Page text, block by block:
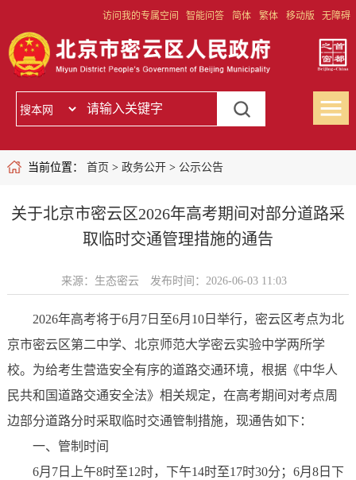
访问我的专属空间 智能问答 简体 繁体 移动版 无障碍
当前位置： 首页 > 政务公开> 公示公告
关于北京市密云区2026年高考期间对部分道路采
取临时交通管理措施的通告
来源：生态密云 发布时间：2026-06-03 11:03
2026年高考将于6月7日至6月10日举行，密云区考点为北
京市密云区第二中学、北京师范大学密云实验中学两所学
校。为给考生营造安全有序的道路交通环境，根据《中华人
民共和国道路交通安全法》相关规定，在高考期间对考点周
边部分道路分时采取临时交通管制措施，现通告如下：
一、管制时间
6月7日上午8时至12时，下午14时至17时30分；6月8日下